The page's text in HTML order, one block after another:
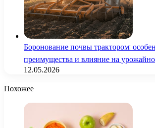
Боронование почвы трактором:
преимущества и влияние на
12.05.2026
Похожее